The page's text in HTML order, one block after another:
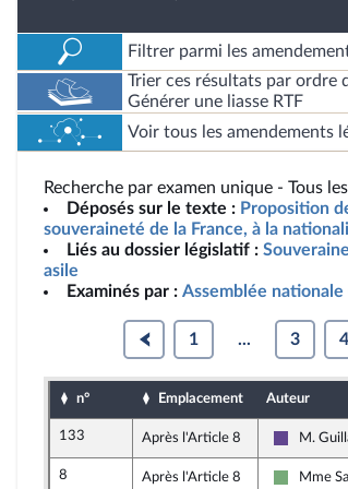
Filtrer parmi les
Trier ces résultats par ordre
Générer une liasse RTF
Voir tous les amendements
Recherche par examen unique - Tous
Déposés sur le texte : Proposition
souveraineté de la France, à la
Liés au dossier législatif :
asile
Examinés par : Assemblée nationale
1 ... 3 4
n° Emplacement Auteur
133 Après l'Article 8 M.
8 Après l'Article 8 Mme